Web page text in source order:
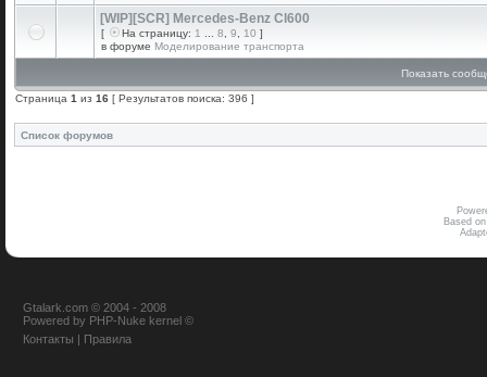
[WIP][SCR] Mercedes-Benz Cl600
[ На страницу: 1 8 9 10 ]
в форуме Моделирование транспорта
Показать
Страница 1 из 16 [ Результатов поиска: 396 ]
Список форумов
Based
Gtalark.com © 2004 - 2008
Powered by PHP-Nuke kernel ©
Контакты | Правила